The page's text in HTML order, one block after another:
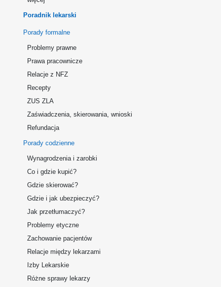
Poradnik lekarski
Porady formalne
Problemy prawne
Prawa pracownicze
Relacje z NFZ
Recepty
ZUS ZLA
Zaświadczenia, skierowania, wnioski
Refundacja
Porady codzienne
Wynagrodzenia i zarobki
Co i gdzie kupić?
Gdzie skierować?
Gdzie i jak ubezpieczyć?
Jak przetłumaczyć?
Problemy etyczne
Zachowanie pacjentów
Relacje między lekarzami
Izby Lekarskie
Różne sprawy lekarzy